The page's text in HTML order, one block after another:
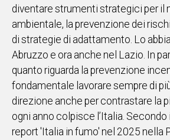
diventare strumenti strategici per il
ambientale, la prevenzione dei
di strategie di adattamento. Lo
Abruzzo e ora anche nel Lazio. In
quanto riguarda la prevenzione
fondamentale lavorare sempre di
direzione anche per contrastare la
ogni anno colpisce l’Italia.
report 'Italia in fumo' nel 2025 nella